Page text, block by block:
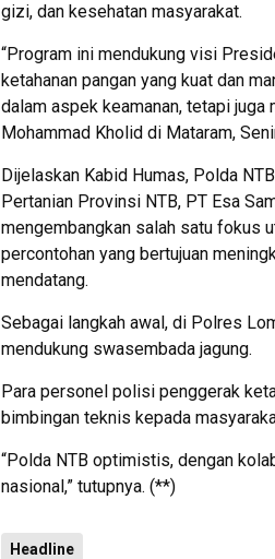
gizi, dan kesehatan masyarakat.
“Program ini mendukung visi
ketahanan pangan yang kuat dan
dalam aspek keamanan, tetapi juga
Mohammad Kholid di Mataram,
Dijelaskan Kabid Humas, Polda
Pertanian Provinsi NTB, PT Esa
mengembangkan salah satu fokus
percontohan yang bertujuan
mendatang.
Sebagai langkah awal, di Polres
mendukung swasembada jagung.
Para personel polisi penggerak
bimbingan teknis kepada
“Polda NTB optimistis, dengan
nasional,” tutupnya. (**)
Headline